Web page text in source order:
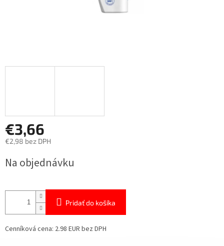
€3,66
€2,98 bez DPH
cena:
Na objednávku
Pridať do košíka
Cenníková cena: 2.98 EUR bez DPH